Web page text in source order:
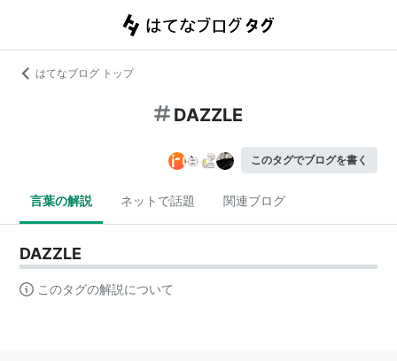
はてなブログ トップ
DAZZLE
このタグでブログを書く
言葉の解説 ネットで話題 関連ブログ
DAZZLE
このタグの解説について